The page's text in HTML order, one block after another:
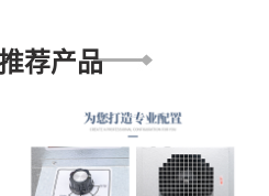
荐产品